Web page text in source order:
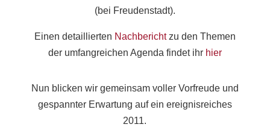
(bei Freudenstadt).
Einen detaillierten Nachberichtzu den Themen
der umfangreichen Agenda findet ihr hier
Nun blicken wir gemeinsam voller Vorfreude und
gespannter Erwartung auf ein ereignisreiches
2011.